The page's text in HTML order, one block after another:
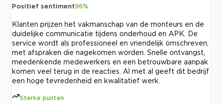
Positief sentiment96%
Klanten prijzen het vakmanschap van de monteurs en de
duidelijke communicatie tijdens onderhoud en APK. De
service wordt als professioneel en vriendelijk omschreven,
met afspraken die nagekomen worden. Snelle ontvangst,
meedenkende medewerkers en een betrouwbare aanpak
komen veel terug in de reacties. Al met al geeft dit bedrijf
een hoge tevredenheid en kwalitatief werk.
Sterke punten